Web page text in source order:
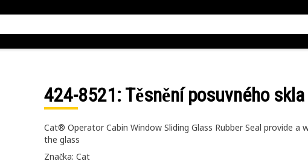
424-8521: Těsnění posuvného skla
Cat® Operator Cabin Window Sliding Glass Rubber Seal provide
the glass
Značka: Cat